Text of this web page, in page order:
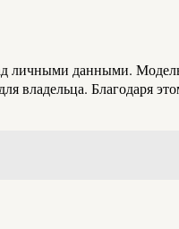
личными данными.
владельца. Благодаря